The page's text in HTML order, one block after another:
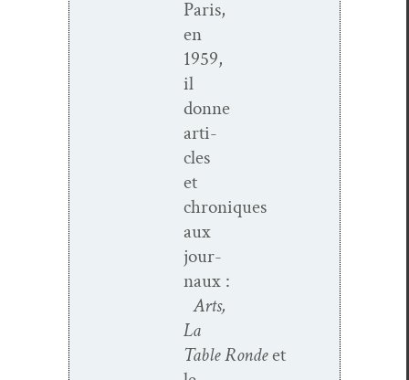
Paris,
en
1959,
il
donne
arti­
cles
et
chroniques
aux
jour­
naux :
Arts,
La
TableRondeet